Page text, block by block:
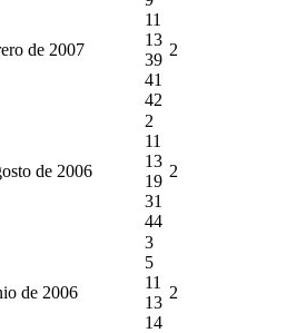
de 2007
11
13
39
41
42
2
de 2006
2
11
13
19
31
44
2
de 2006
3
5
11
13
14
2